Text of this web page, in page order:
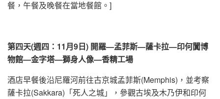
餐，午餐及晚餐在當地餐館。]
第四天(週四 ： 11月9日) 開羅—孟菲斯—薩卡拉—印何闐博
物館—金字塔—獅身人像—香精工場
酒店早餐後沿尼羅河前往古京城孟菲斯(Memphis)，並考察
薩卡拉(Sakkara)「死人之城」，參觀古埃及木乃伊和印何